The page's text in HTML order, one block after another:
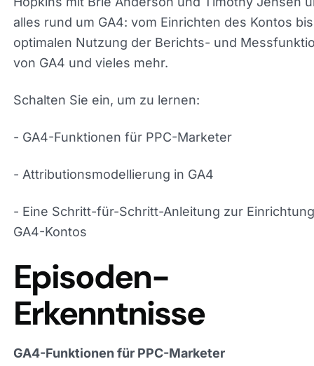
zur optimalen Nutzung der Berichts- und
Schalten Sie ein, um zu lernen:
- GA4-Funktionen für PPC-Marketer
- Attributionsmodellierung in GA4
- Eine Schritt-für-Schritt-Anleitung zur Einrichtung
Episoden-
GA4-Funktionen für PPC-Marketer
GA4 verbessert die Möglichkeiten zur
Zielgruppenbildung und ermöglicht es